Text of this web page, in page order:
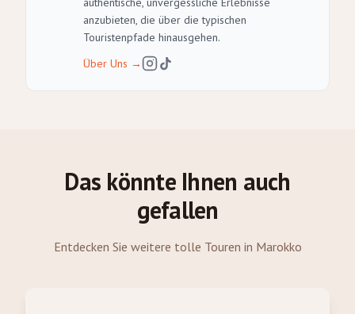
anzubieten, die über die typischen
Touristenpfade hinausgehen.
Über Uns →
Das könnte Ihnen auch
gefallen
Entdecken Sie weitere tolle Touren in Marokko